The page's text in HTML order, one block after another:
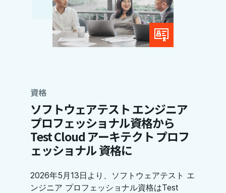
資格
ソフトウェアテスト エンジニア
プロフェッショナル資格から
Test Cloud アーキテクト プロフ
ェッショナル 資格に
2026年5月13日より、ソフトウェアテスト エ
ンジニア プロフェッショナル資格はTest